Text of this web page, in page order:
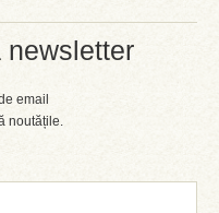
newsletter
email
noutățile.